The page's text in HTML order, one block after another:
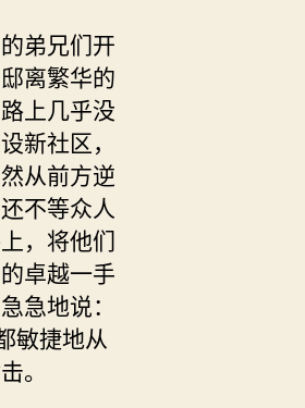
弟兄们开
离繁华的
上几乎没
新社区，
从前方逆
不等众人
，将他们
卓越一手
急地说：
敏捷地从
。